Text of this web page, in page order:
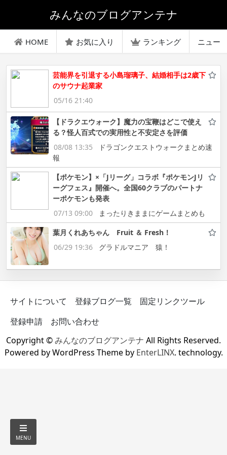
みんなのブログアンテナ
HOME お気に入り ランキング ニュー
芸能界を引退する小島瑠璃子、結婚相手は2歳下
のサウナ起業家
05/16 21:40
【ドラクエウォーク】魔力の宝鞭はどこで使え
る？怪人百式での実用性と不安定さを評価
08/08 13:35
ドラゴンクエストウォークまとめ速
報
【ポケモン】×「Jリーグ」コラボ『ポケモンJリ
ーグフェス』開催へ。全国60クラブのパートナ
ーポケモンも発表
07/13 09:00
まったりきままにゲームまとめも
葉月くれあちゃん Fruit ＆ Fresh！
06/29 19:36
グラドルマニア 猿！
サイトについて 登録ブログ一覧
固定リンクツール
登録申請
お問い合わせ
Copyright ©みんなのブログアンテナ All Rights Reserved.
Powered by WordPress Theme by EnterLINX. technology.
MENU